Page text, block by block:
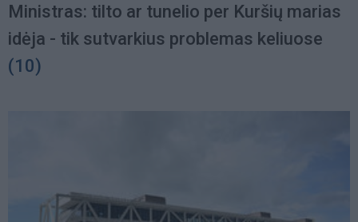
Ministras: tilto ar tunelio per Kuršių marias
idėja - tik sutvarkius problemas keliuose
(10)